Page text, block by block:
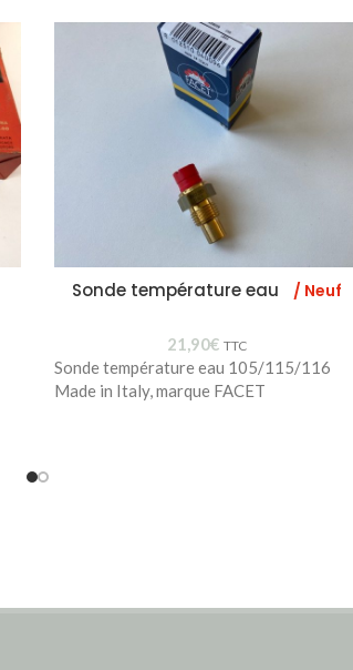
Sonde température eau / Neuf
21,90€ TTC
Sonde température eau 105/115/116
Made in Italy, marque FACET